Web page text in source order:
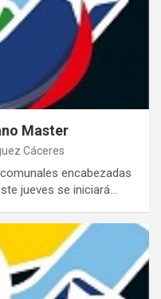
Master
Cáceres
encabezadas
jueves se iniciará…